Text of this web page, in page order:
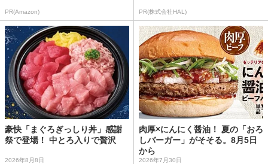
PR(Amazon) PR(株式会社HAL)
豪快「まぐろぎっしり丼」感謝
祭で登場！ 中とろ入りで贅沢
2026年8月8日
肉厚×にんにく醤油！ 夏の「おろ
しバーガー」がそそる。8月5日
から
2026年7月30日